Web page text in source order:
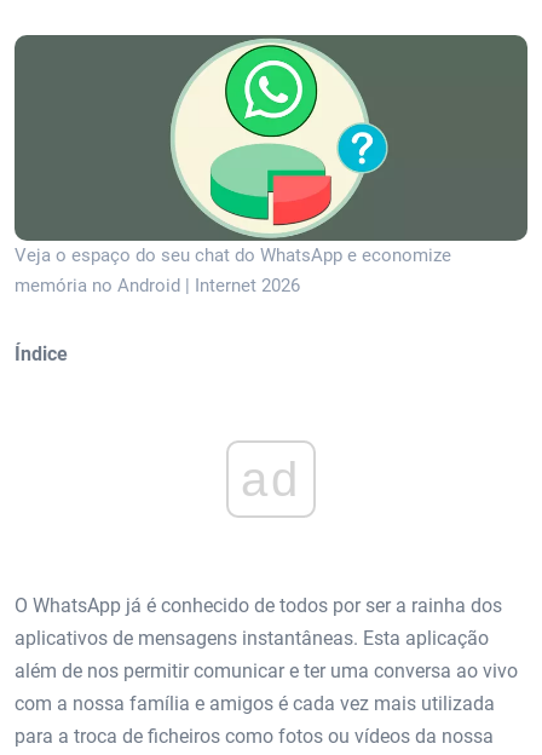
Veja o espaço do seu chat do WhatsApp e economize
memória no Android | Internet 2026
Índice
ad
O WhatsApp já é conhecido de todos por ser a rainha dos
aplicativos de mensagens instantâneas. Esta aplicação
além de nos permitir comunicar e ter uma conversa ao vivo
com a nossa família e amigos é cada vez mais utilizada
para a troca de ficheiros como fotos ou vídeos da nossa